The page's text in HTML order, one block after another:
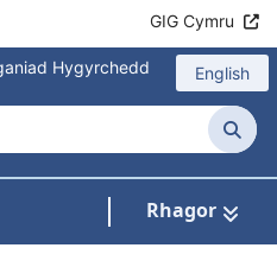
GIG Cymru
Hygyrchedd English
Rhagor